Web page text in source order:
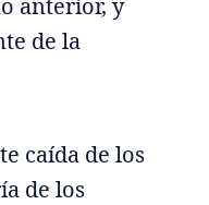
de la
caída de los
de los